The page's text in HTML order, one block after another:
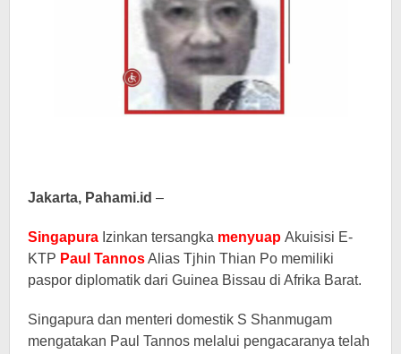
Jakarta, Pahami.id –
Singapura Izinkan tersangka menyuap Akuisisi E-
KTP Paul TannosAlias ​​Tjhin Thian Po memiliki
paspor diplomatik dari Guinea Bissau di Afrika Barat.
Singapura dan menteri domestik S Shanmugam
mengatakan Paul Tannos melalui pengacaranya telah